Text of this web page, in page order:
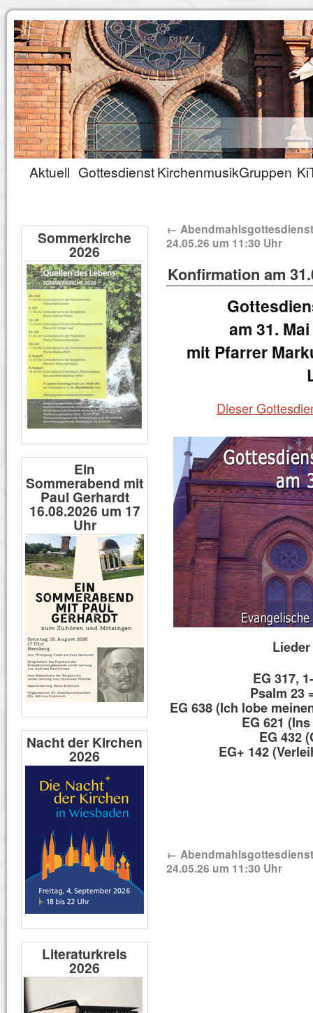
Aktuell GottesdienstKirchenmusikGruppen
←
24.05.26 um 11:30 Uhr
Konfirmation am
am 31.
mit Pfarrer
Dieser
EG 317,
Psalm 23
EG 638 (Ich lobe
EG 621
EG 432
EG+ 142
←
24.05.26 um 11:30 Uhr
Sommerkirche
2026
Ein
Sommerabend mit
Paul Gerhardt
16.08.2026 um 17
Uhr
Nacht der Kirchen
2026
Literaturkreis
2026